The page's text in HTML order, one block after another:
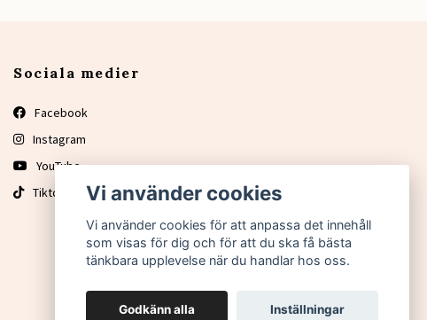
Sociala medier
Facebook
Instagram
YouTube
Tiktok
Vi använder cookies
Vi använder cookies för att anpassa det innehåll
som visas för dig och för att du ska få bästa
tänkbara upplevelse när du handlar hos oss.
Godkänn alla Inställningar